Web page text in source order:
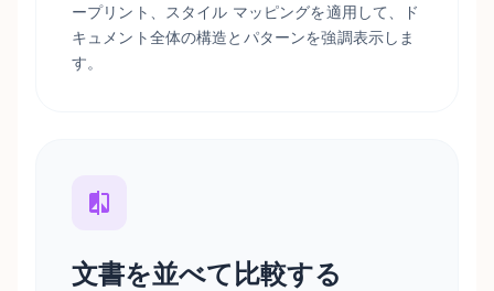
ープリント、スタイル マッピングを適用して、ド
キュメント全体の構造とパターンを強調表示しま
す。
文書を並べて比較する